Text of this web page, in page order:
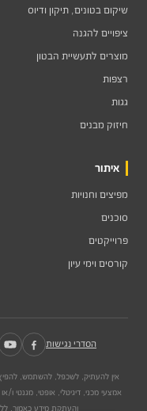
שיקום בטונים, תיקון ודיוס
ציפויים להגנה
מוצרים לתעשיית הבטון
רצפות
גגות
חיזוק מבנים
איתור
מפיצים וחנויות
סוכנים
פרוייקטים
קורסים וימי עיון
הסדרי נגישות
אין להעתיק, לשכפל, להשתמש,
אמצעי מכני, דיגיטלי, אופטי, מגנטי
והעתקת מידע כאמור,